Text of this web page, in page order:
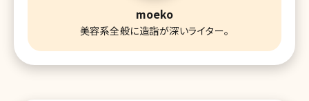
moeko
美容系全般に造詣が深いライター。